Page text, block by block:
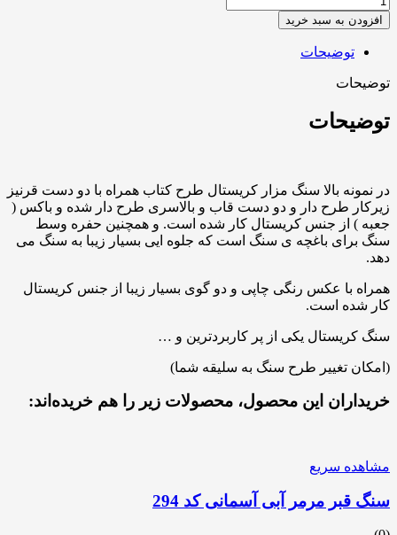
افزودن به سبد خرید
توضیحات
توضیحات
توضیحات
در نمونه بالا سنگ مزار کریستال طرح کتاب همراه با دو دست قرنیز
زیرکار طرح دار و دو دست قاب و بالاسری طرح دار شده و باکس (
جعبه ) از جنس کریستال کار شده است. و همچنین حفره وسط
سنگ برای باغچه ی سنگ است که جلوه ایی بسیار زیبا به سنگ می
دهد.
همراه با عکس رنگی چاپی و دو گوی بسیار زیبا از جنس کریستال
کار شده است.
سنگ کریستال یکی از پر کاربردترین و …
(امکان تغییر طرح سنگ به سلیقه شما)
خریداران این محصول، محصولات زیر را هم خریده‌اند:
مشاهده سریع
سنگ قبر مرمر آبی آسمانی کد 294